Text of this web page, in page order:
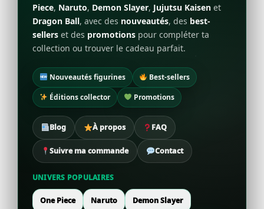
Piece, Naruto, Demon Slayer, Jujutsu Kaisen et
Dragon Ball, avec des nouveautés, des best-
sellers et des promotions pour compléter ta
collection ou trouver le cadeau parfait.
Nouveautés figurines
Best-sellers
Éditions collector
Promotions
Blog À propos FAQ
Suivre ma commande Contact
UNIVERS POPULAIRES
One Piece Naruto Demon Slayer